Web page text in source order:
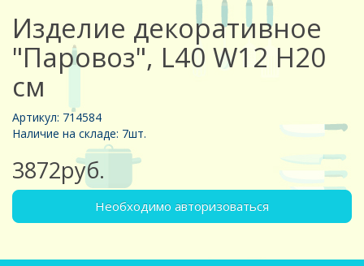
Изделие декоративное
"Паровоз", L40 W12 H20
см
Артикул: 714584
Наличие на складе: 7шт.
3872руб.
Необходимо авторизоваться